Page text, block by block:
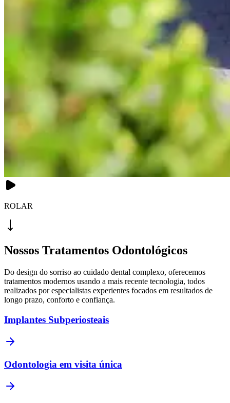
ROLAR
Nossos Tratamentos Odontológicos
Do design do sorriso ao cuidado dental complexo, oferecemos
tratamentos modernos usando a mais recente tecnologia, todos
realizados por especialistas experientes focados em resultados de
longo prazo, conforto e confiança.
Implantes Subperiosteais
Odontologia em visita única